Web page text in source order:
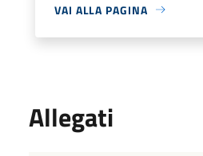
VAI ALLA PAGINA
Allegati